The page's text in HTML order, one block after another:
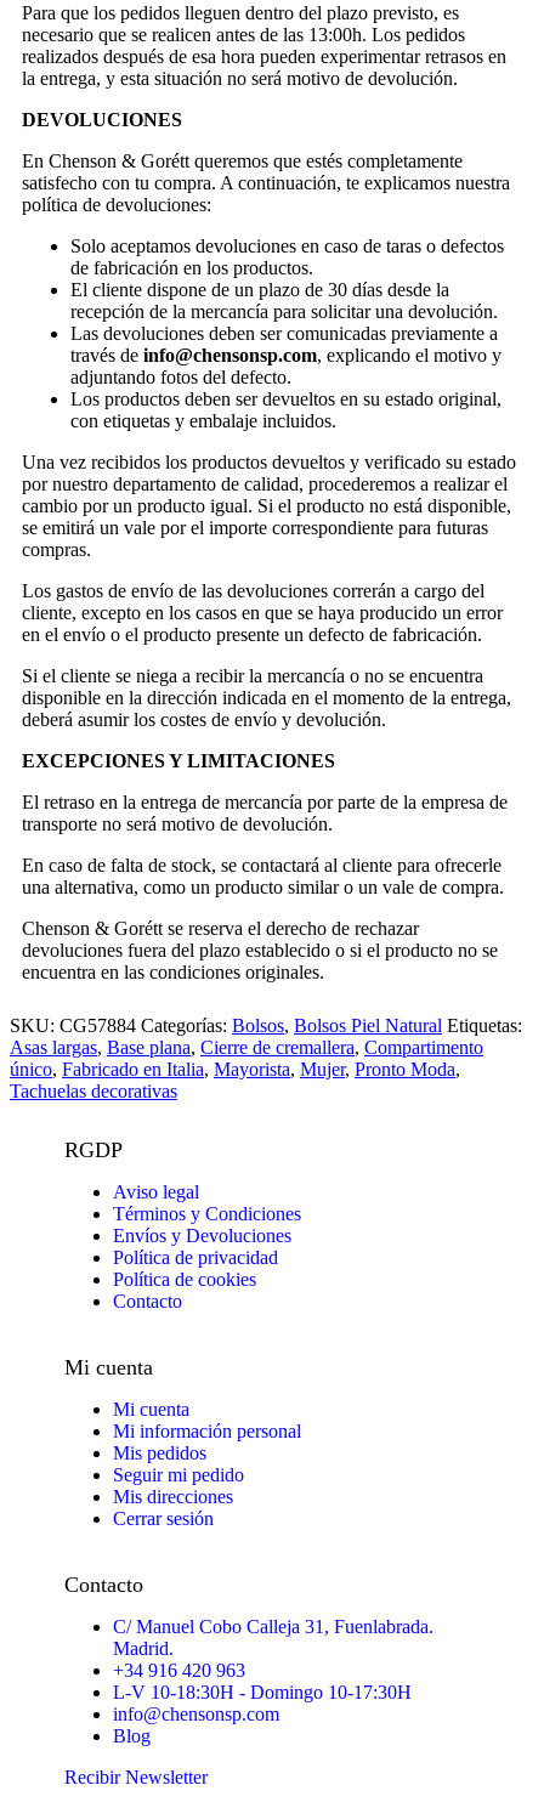
Para que los pedidos lleguen dentro del plazo previsto, es
necesario que se realicen antes de las 13:00h. Los pedidos
realizados después de esa hora pueden experimentar retrasos en
la entrega, y esta situación no será motivo de devolución.
DEVOLUCIONES
En Chenson & Gorétt queremos que estés completamente
satisfecho con tu compra. A continuación, te explicamos nuestra
política de devoluciones:
Solo aceptamos devoluciones en caso de taras o defectos
de fabricación en los productos.
El cliente dispone de un plazo de 30 días desde la
recepción de la mercancía para solicitar una devolución.
Las devoluciones deben ser comunicadas previamente a
través de info@chensonsp.com, explicando el motivo y
adjuntando fotos del defecto.
Los productos deben ser devueltos en su estado original,
con etiquetas y embalaje incluidos.
Una vez recibidos los productos devueltos y verificado su estado
por nuestro departamento de calidad, procederemos a realizar el
cambio por un producto igual. Si el producto no está disponible,
se emitirá un vale por el importe correspondiente para futuras
compras.
Los gastos de envío de las devoluciones correrán a cargo del
cliente, excepto en los casos en que se haya producido un error
en el envío o el producto presente un defecto de fabricación.
Si el cliente se niega a recibir la mercancía o no se encuentra
disponible en la dirección indicada en el momento de la entrega,
deberá asumir los costes de envío y devolución.
EXCEPCIONES Y LIMITACIONES
El retraso en la entrega de mercancía por parte de la empresa de
transporte no será motivo de devolución.
En caso de falta de stock, se contactará al cliente para ofrecerle
una alternativa, como un producto similar o un vale de compra.
Chenson & Gorétt se reserva el derecho de rechazar
devoluciones fuera del plazo establecido o si el producto no se
encuentra en las condiciones originales.
SKU: CG57884 Categorías: Bolsos, Bolsos Piel Natural Etiquetas:
Asas largas, Base plana, Cierre de cremallera, Compartimento
único, Fabricado en Italia, Mayorista, Mujer, Pronto Moda,
Tachuelas decorativas
RGDP
Aviso legal
Términos y Condiciones
Envíos y Devoluciones
Política de privacidad
Política de cookies
Contacto
Mi cuenta
Mi cuenta
Mi información personal
Mis pedidos
Seguir mi pedido
Mis direcciones
Cerrar sesión
Contacto
C/ Manuel Cobo Calleja 31, Fuenlabrada.
Madrid.
+34 916 420 963
L-V 10-18:30H - Domingo 10-17:30H
info@chensonsp.com
Blog
Recibir Newsletter